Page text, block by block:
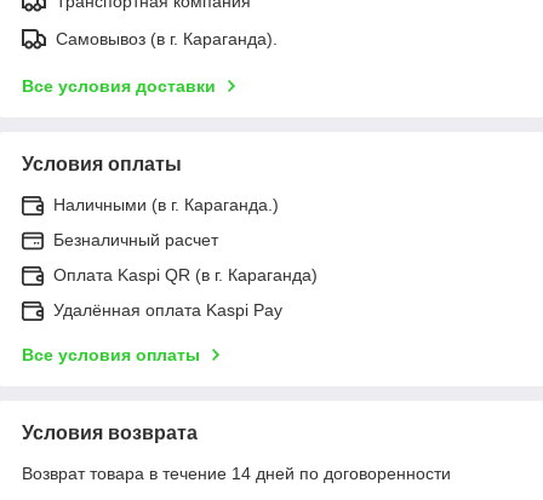
Самовывоз (в г. Караганда).
Все условия доставки
Условия оплаты
Наличными (в г. Караганда.)
Безналичный расчет
Оплата Kaspi QR (в г. Караганда)
Удалённая оплата Kaspi Pay
Все условия оплаты
Условия возврата
Возврат товара в течение 14 дней по договоренности